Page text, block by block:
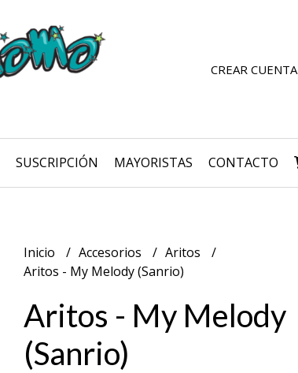
CREAR CUENTA
SUSCRIPCIÓN MAYORISTAS CONTACTO
Inicio Accesorios
Aritos
Aritos - My Melody (Sanrio)
Aritos - My Melody
(Sanrio)